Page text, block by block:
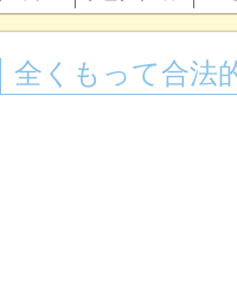
全くもって合法